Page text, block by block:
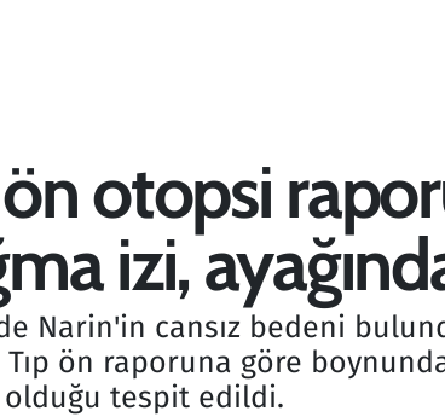
otopsi
izi,
Narin'in cansız bedeni
ön raporuna göre
olduğu tespit edildi.